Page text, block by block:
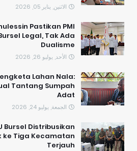
الاثنين, يناير 05, 2026
Pastikan PMI
Legal, Tak Ada
Dualisme
الأحد, يوليو 26, 2026
Lahan Nala:
Tantang Sumpah
Adat
الجمعة, يوليو 24, 2026
Bursel Distribusikan
ke Tiga Kecamatan
Terjauh